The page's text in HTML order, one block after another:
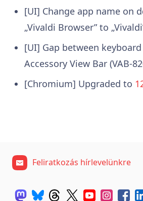
[UI] Change app name on
„Vivaldi Browser” to
[UI] Gap between
Accessory View Bar (VAB-
[Chromium] Upgraded to
Feliratkozás hírlevelünkre